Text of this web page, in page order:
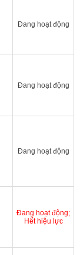
Đang hoạt động
Đang hoạt động
Đang hoạt động
Đang hoạt động;
Hết hiệu lực